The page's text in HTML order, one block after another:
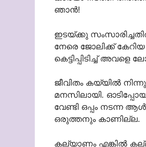
ഞാൻ!
ഇടയ്ക്കു
നേരെ ജോലിക്ക്
കെട്ടിപ്പിടിച്ച്
ജീവിതം കയ്യിൽ
മനസിലായി.
വേണ്ടി ഒപ്പം നടന്ന
ഒരുത്തനും കാണില്ല.
കല്യാണം എങ്കിൽ